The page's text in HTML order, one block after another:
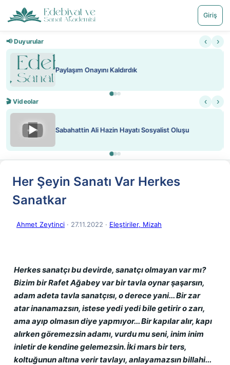
Giriş
📢 Duyurular ‹ ›
Nadir içeriklere kısıtlama ve kredi sistemi getirildi
🎬 Videolar ‹ ›
▶ ATEŞ YAKMAK KONU ÖZET J. LONDON
Her Şeyin Sanatı Var Herkes
Sanatkar
Ahmet Zeytinci · 27.11.2022 · Eleştiriler, Mizah
Herkes sanatçı bu devirde, sanatçı olmayan var mı?
Bizim bir Rafet Ağabey var bir tavla oynar şaşarsın,
adam adeta tavla sanatçısı, o derece yani... Bir zar
atar inanamazsın, istese yedi yedi bile getirir o zarı,
ama ayıp olmasın diye yapmıyor... Bir kapılar alır, kapı
alırken göremezsin adamı, vurdu mu seni, inim inim
inletir de kendine gelemezsin. İki mars bir ters,
koltuğunun altına verir tavlayı, anlayamazsın billahi...